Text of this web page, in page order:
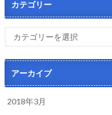
カテゴリー
アーカイブ
2018年3月